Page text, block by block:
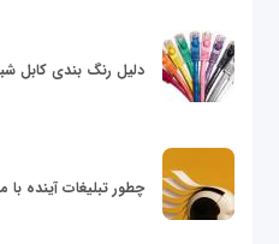
دلیل رنگ بندی کابل
چطور تبلیغات آینده